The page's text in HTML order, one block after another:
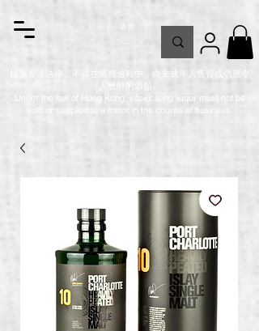
根據香港法律，不得在業務過程中，向未成年人售賣或供應令
人醺醉的酒類。
Under the law of Hong Kong, intoxicating liquor must not be
sold or supplied to a minor in the course of business.